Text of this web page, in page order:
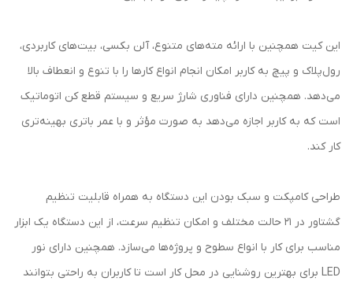
این کیت همچنین با ارائه مته‌های متنوع، آلن بکسی، بیت‌های کاربردی،
رول‌پلاک و پیچ به کاربر امکان انجام انواع کارها را با تنوع و انعطاف بالا
می‌دهد. همچنین دارای فناوری شارژ سریع و سیستم قطع کن اتوماتیک
است که به کاربر اجازه می‌دهد به صورت مؤثر و با عمر باتری بهینه‌تری
کار کند.
طراحی کامپکت و سبک بودن این دستگاه به همراه قابلیت تنظیم
گشتاور در 21 حالت مختلف و امکان تنظیم سرعت، از این دستگاه یک ابزار
مناسب برای کار با انواع سطوح و پروژه‌ها می‌سازد. همچنین دارای نور
LED برای بهترین روشنایی در محل کار است تا کاربران به راحتی بتوانند